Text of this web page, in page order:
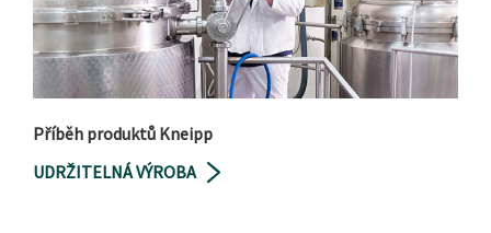
Příběh produktů Kneipp
UDRŽITELNÁ VÝROBA